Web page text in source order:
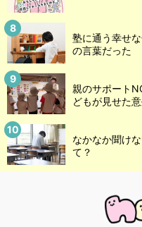
塾に通う幸せ
の言葉だった
親のサポート
どもが見せた
なかなか聞け
て？